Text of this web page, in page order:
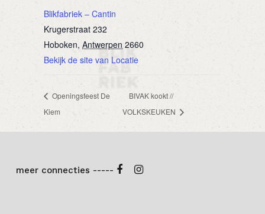
Blikfabriek – Cantin
Krugerstraat 232
Hoboken, Antwerpen 2660
Bekijk de site van Locatie
Openingsfeest De
Kiem
BIVAK kookt //
VOLKSKEUKEN
meer connecties -----